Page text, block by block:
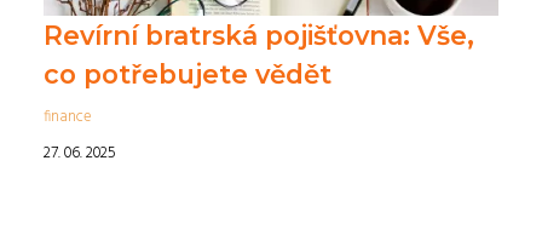
Revírní bratrská pojišťovna: Vše,
co potřebujete vědět
finance
27. 06. 2025